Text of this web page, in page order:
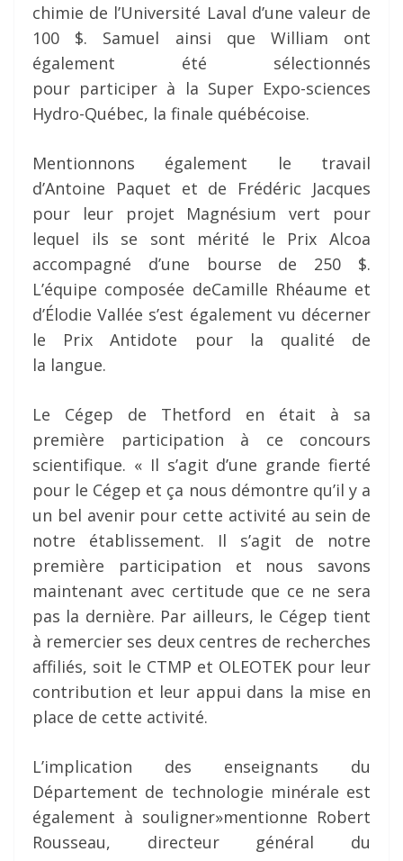
chimie de l’Université Laval d’une valeur de
100 $. Samuel ainsi que William ont
également été sélectionnés
pour participer à la Super Expo-sciences
Hydro-Québec, la finale québécoise.
Mentionnons également le travail
d’Antoine Paquet et de Frédéric Jacques
pour leur projet Magnésium vert pour
lequel ils se sont mérité le Prix Alcoa
accompagné d’une bourse de 250 $.
L’équipe composée deCamille Rhéaume et
d’Élodie Vallée s’est également vu décerner
le Prix Antidote pour la qualité de
la langue.
Le Cégep de Thetford en était à sa
première participation à ce concours
scientifique. « Il s’agit d’une grande fierté
pour le Cégep et ça nous démontre qu’il y a
un bel avenir pour cette activité au sein de
notre établissement. Il s’agit de notre
première participation et nous savons
maintenant avec certitude que ce ne sera
pas la dernière. Par ailleurs, le Cégep tient
à remercier ses deux centres de recherches
affiliés, soit le CTMP et OLEOTEK pour leur
contribution et leur appui dans la mise en
place de cette activité.
L’implication des enseignants du
Département de technologie minérale est
également à souligner»mentionne Robert
Rousseau, directeur général du